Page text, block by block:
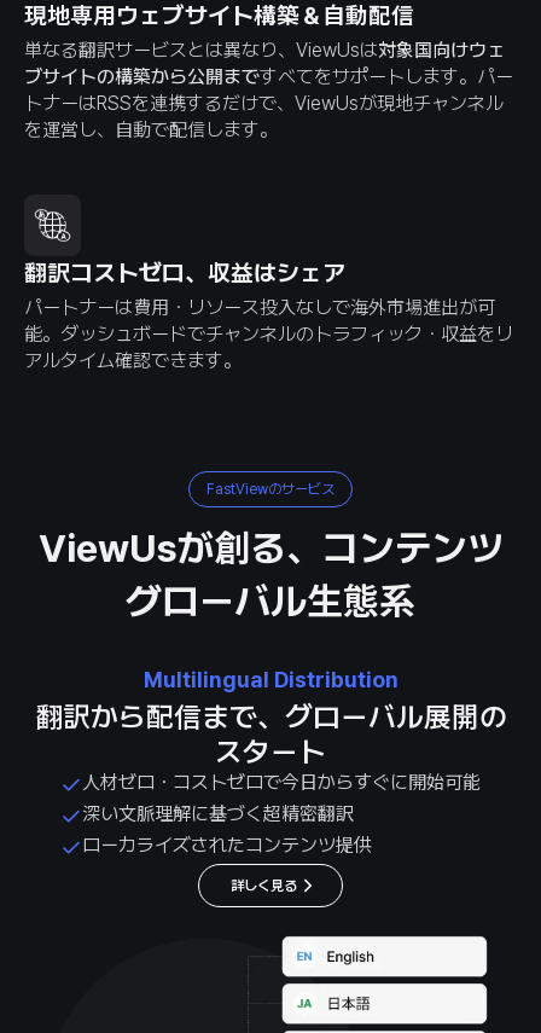
現地専用ウェブサイト構築＆自動配信
単なる翻訳サービスとは異なり、ViewUsは対象国向けウェ
ブサイトの構築から公開まですべてをサポートします。パー
トナーはRSSを連携するだけで、ViewUsが現地チャンネル
を運営し、自動で配信します。
翻訳コストゼロ、収益はシェア
パートナーは費用・リソース投入なしで海外市場進出が可
能。ダッシュボードでチャンネルのトラフィック・収益をリ
アルタイム確認できます。
FastViewのサービス
ViewUsが創る、コンテンツ
グローバル生態系
Multilingual Distribution
翻訳から配信まで、グローバル展開の
スタート
人材ゼロ・コストゼロで今日からすぐに開始可能
深い文脈理解に基づく超精密翻訳
ローカライズされたコンテンツ提供
詳しく見る